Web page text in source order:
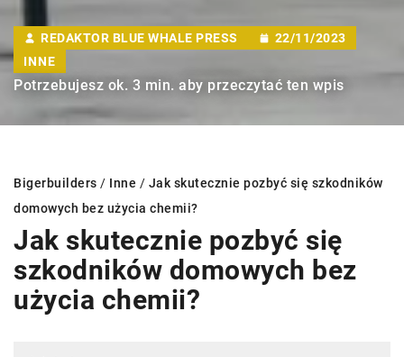
REDAKTOR BLUE WHALE PRESS
22/11/2023
INNE
Potrzebujesz ok. 3 min. aby przeczytać ten wpis
Bigerbuilders / Inne / Jak skutecznie pozbyć się szkodników
domowych bez użycia chemii?
Jak skutecznie pozbyć się
szkodników domowych bez
użycia chemii?